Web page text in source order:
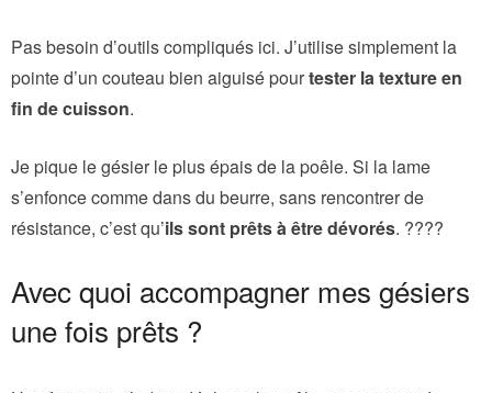
Pas besoin d’outils compliqués ici. J’utilise simplement la
pointe d’un couteau bien aiguisé pourtester la texture en
fin de cuisson.
Je pique le gésier le plus épais de la poêle. Si la lame
s’enfonce comme dans du beurre, sans rencontrer de
résistance, c’est qu’ils sont prêts à être dévorés. ????
Avec quoi accompagner mes gésiers
une fois prêts ?